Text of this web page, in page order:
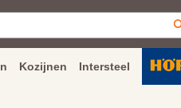
Kozijnen Intersteel